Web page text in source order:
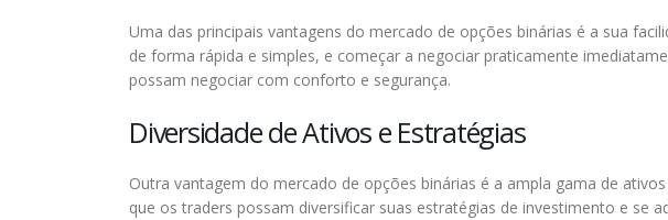
Uma das principais vantagens do mercado de opções binárias é a sua
de forma rápida e simples, e começar a negociar praticamente
possam negociar com conforto e segurança.
Diversidade de Ativos e Estratégias
Outra vantagem do mercado de opções binárias é a ampla gama de
que os traders possam diversificar suas estratégias de investimento e se